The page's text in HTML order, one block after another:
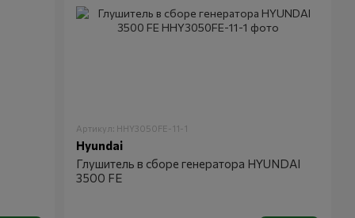
Артикул: HHY3050FE-11-1
Hyundai
Глушитель в сборе генератора HYUNDAI
3500 FE